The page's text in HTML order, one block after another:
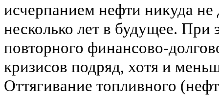
исчерпанием нефти никуда не
несколько лет в будущее. При
повторного финансово-
кризисов подряд, хотя и
Оттягивание топливного